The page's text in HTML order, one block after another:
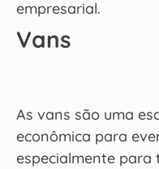
empresarial.
Vans
As vans são uma
econômica para
especialmente para